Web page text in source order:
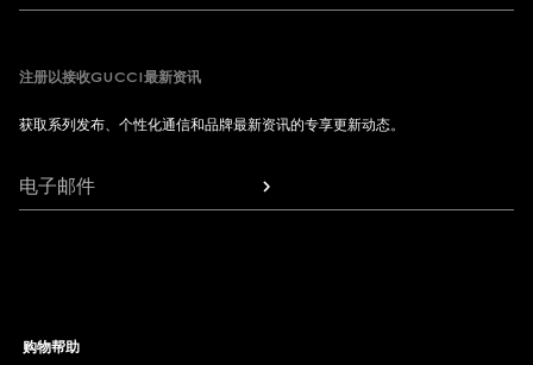
注册以接收GUCCI最新资讯
获取系列发布、个性化通信和品牌最新资讯的专享更新动态。
电子邮件
购物帮助